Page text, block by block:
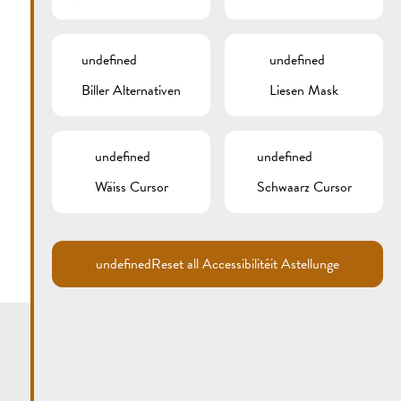
undefined
Biller Alternativen
undefined
Liesen Mask
undefined
Wäiss Cursor
undefined
Schwaarz Cursor
undefinedReset all Accessibilitéit Astellunge